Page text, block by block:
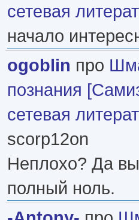
сетевая
начало
ogoblin про
познания
сетевая
scorp12on
Неплохо? Да
полный ноль.